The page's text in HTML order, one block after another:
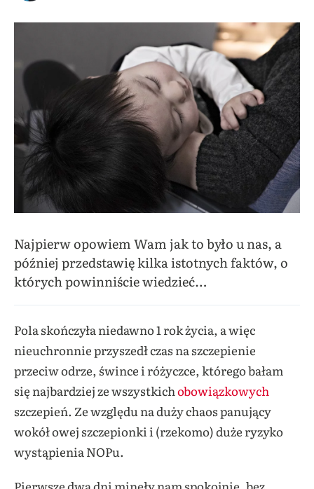
Najpierw opowiem Wam jak to było u nas, a
później przedstawię kilka istotnych faktów, o
których powinniście wiedzieć…
Pola skończyła niedawno 1 rok życia, a więc
nieuchronnie przyszedł czas na szczepienie
przeciw odrze, śwince i różyczce, którego bałam
się najbardziej ze wszystkichobowiązkowych
szczepień. Ze względu na duży chaos panujący
wokół owej szczepionki i (rzekomo) duże ryzyko
wystąpienia NOPu.